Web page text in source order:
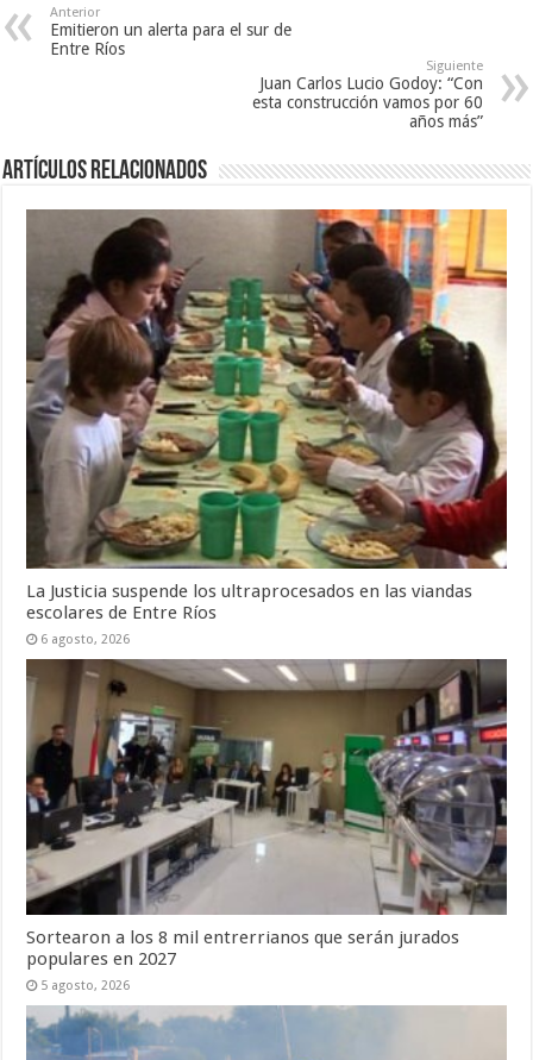
Anterior
Emitieron un alerta para el sur de
Entre Ríos
Siguiente
Juan Carlos Lucio Godoy: “Con
esta construcción vamos por 60
años más”
Artículos Relacionados
La Justicia suspende los ultraprocesados en las viandas
escolares de Entre Ríos
6 agosto, 2026
Sortearon a los 8 mil entrerrianos que serán jurados
populares en 2027
5 agosto, 2026